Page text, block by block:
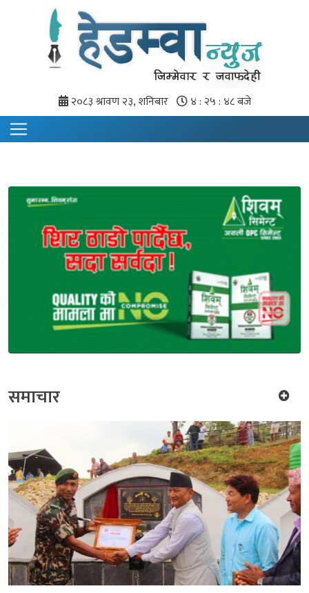
२०८३ श्रावण २३, शनिबार ४ : २५ : ४९ बजे
समाचार